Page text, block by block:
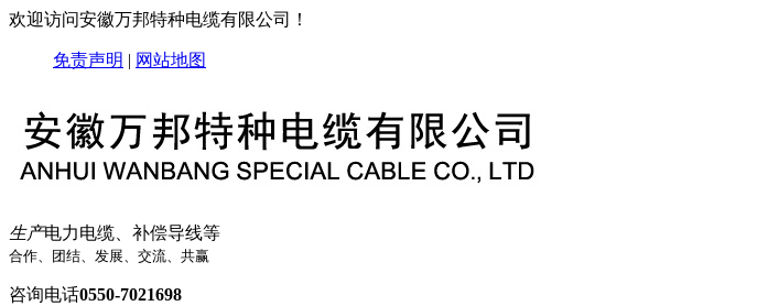
欢迎访问安徽万邦特种电缆有限公司！
免责声明 | 网站地图
生产电力电缆、补偿导线等
合作、团结、发展、交流、共赢
咨询电话0550-7021698